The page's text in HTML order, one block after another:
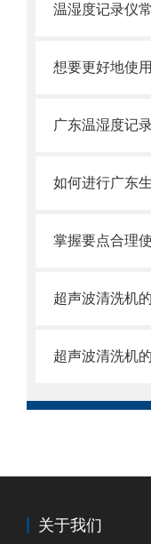
温湿度记录仪
掌握要点合理
超声波清洗机
超声波清洗机
关于我们